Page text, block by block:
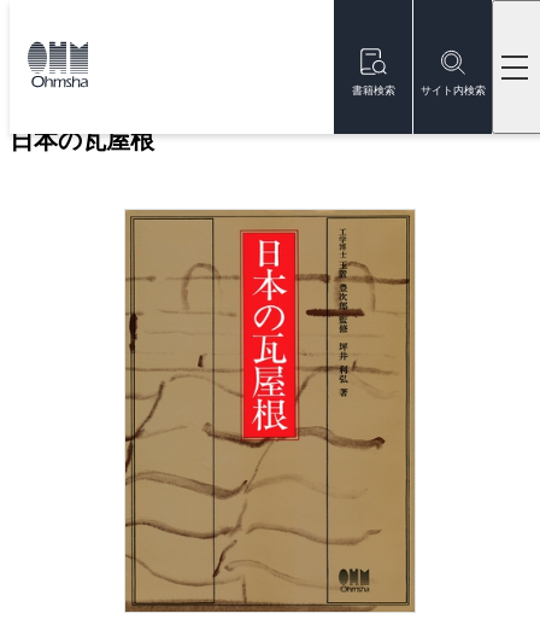
書籍検索 サイト内検索
トップ
日本の瓦屋根